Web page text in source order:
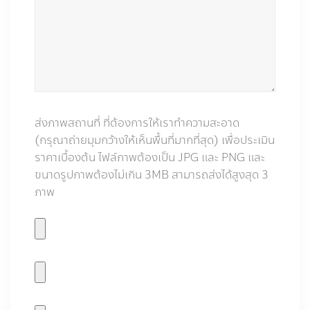
ส่งภาพสถานที่ ที่ต้องการให้เราทำความสะอาด
(กรุณาถ่ายมุมกว้างให้เห็นพื้นที่มากที่สุด) เพื่อประเมิน
ราคาเบื้องต้น ไฟล์ภาพต้องเป็น JPG และ PNG และ
ขนาดรูปภาพต้องไม่เกิน 3MB สามารถส่งได้สูงสุด 3
ภาพ